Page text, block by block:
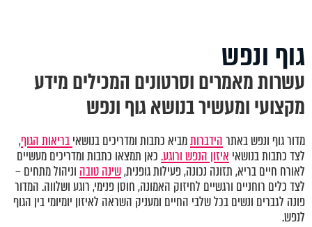
גוף ונפש
עשרות מאמרים וסרטונים המכילים מידע
מקצועי ומעשיר בנושא גוף ונפש
מדור גוף ונפש באתרהידברותמביא כתבות ומדריכים בנושאיבריאות הגוף,
לצד כתבות בנושאי איזון הנפש ורוגע.כאן תמצאו כתבות ומדריכים מעשיים
לאורח חיים בריא, תזונה נכונה, פעילות גופנית,שינה טובה וניהול מתחים –
לצד כלים רוחניים ורגשיים לחיזוק האמונה, חוסן פנימי, רוגע ושלווה. המדור
פונה לגברים ונשים בכל שלבי החיים ומעניק השראה לאיזון יומיומי בין הגוף
לנפש.